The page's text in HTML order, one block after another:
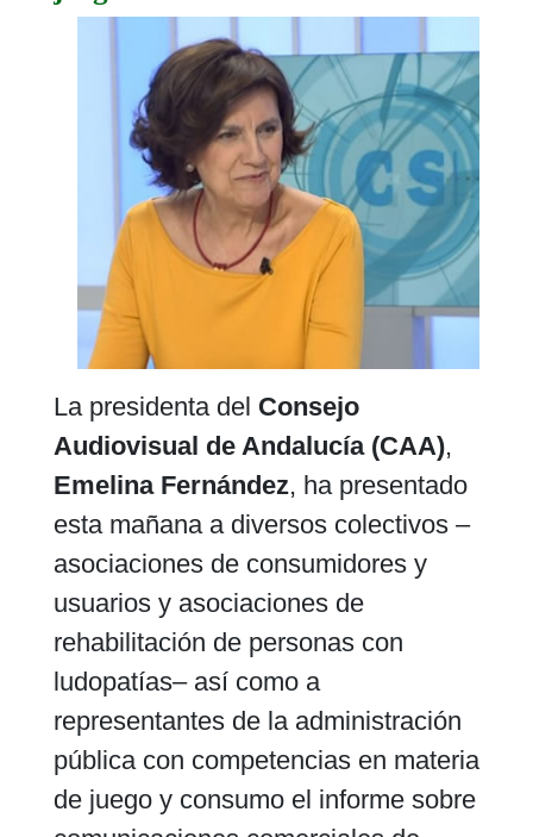
La presidenta del Consejo
Audiovisual de Andalucía (CAA),
Emelina Fernández, ha presentado
esta mañana a diversos colectivos –
asociaciones de consumidores y
usuarios y asociaciones de
rehabilitación de personas con
ludopatías– así como a
representantes de la administración
pública con competencias en materia
de juego y consumo el informe sobre